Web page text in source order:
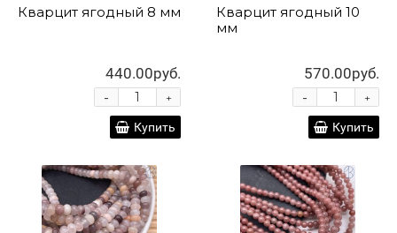
Кварцит ягодный 8 мм
440.00руб.
+
-
Купить
Кварцит ягодный 10
мм
570.00руб.
+
-
Купить